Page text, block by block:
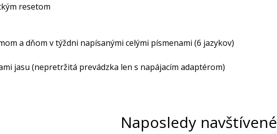
resetom
a dňom v týždni napísanými celými písmenami (6 jazykov)
jasu (nepretržitá prevádzka len s napájacím adaptérom)
Naposledy navštívené